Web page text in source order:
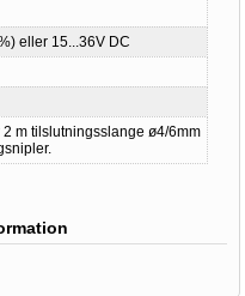
eller 15...36V DC
2 m tilslutningsslange ø4/6mm